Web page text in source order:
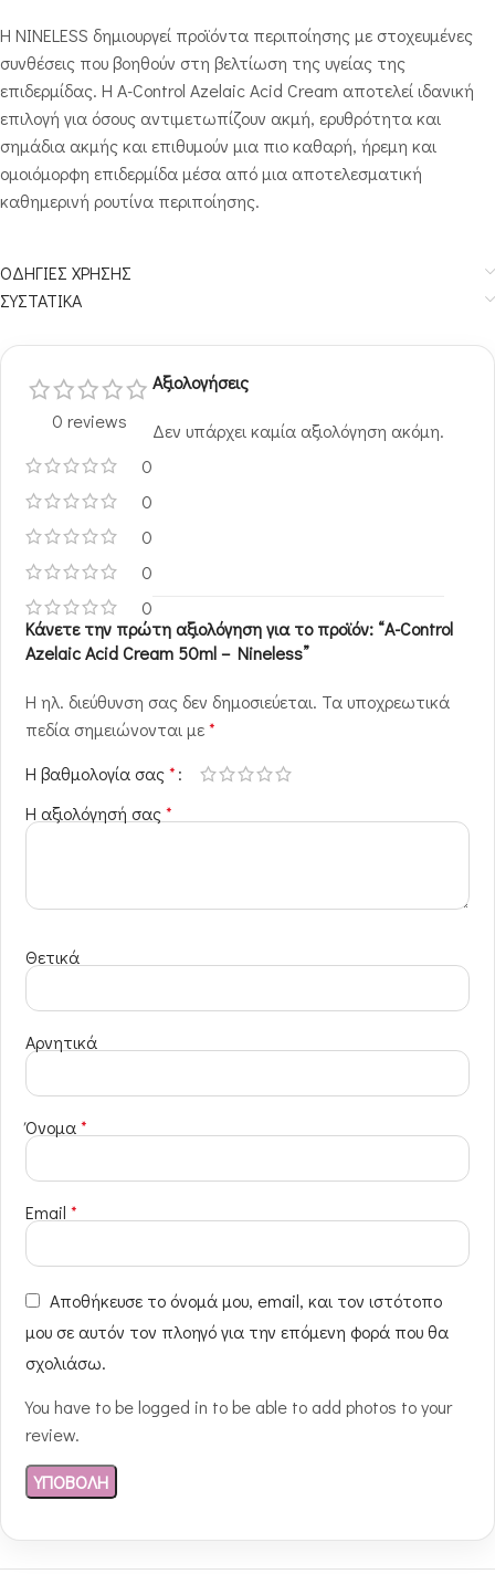
Η NINELESS δημιουργεί προϊόντα περιποίησης με στοχευμένες
συνθέσεις που βοηθούν στη βελτίωση της υγείας της
επιδερμίδας. Η A-Control Azelaic Acid Cream αποτελεί ιδανική
επιλογή για όσους αντιμετωπίζουν ακμή, ερυθρότητα και
σημάδια ακμής και επιθυμούν μια πιο καθαρή, ήρεμη και
ομοιόμορφη επιδερμίδα μέσα από μια αποτελεσματική
καθημερινή ρουτίνα περιποίησης.
ΟΔΗΓΙΕΣ ΧΡΗΣΗΣ
ΣΥΣΤΑΤΙΚΑ
0 reviews
0
0
0
0
0
Αξιολογήσεις
Δεν υπάρχει καμία αξιολόγηση ακόμη.
Κάνετε την πρώτη αξιολόγηση για το προϊόν: “A-Control
Azelaic Acid Cream 50ml – Nineless”
Η ηλ. διεύθυνση σας δεν δημοσιεύεται. Τα υποχρεωτικά
πεδία σημειώνονται με*
Η βαθμολογία σας*
Η αξιολόγησή σας*
Θετικά
Αρνητικά
Όνομα*
Email *
Αποθήκευσε το όνομά μου, email, και τον ιστότοπο
μου σε αυτόν τον πλοηγό για την επόμενη φορά που θα
σχολιάσω.
You have to be logged in to be able to add photos to your
review.